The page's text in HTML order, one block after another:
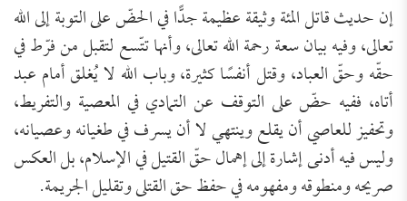
إن حديث قاتل المئة وثيقة عظيمة جدًّا في الحضّ على التوبة إلى الله
تعالى، وفيه بيان سعة رحمة الله تعالى، وأنها تتّسع لتقبل من فرّط في
حقّه وحقّ العباد، وقتل أنفسًا كثيرة، وباب الله لا يُغلق أمام عبد
أتاه، ففيه حضّ على التوقف عن التمادي في المعصية والتفريط،
وتحفيز للعاصي أن يقلع وينتهي لا أن يسرف في طغيانه وعصيانه،
وليس فيه أدنى إشارة إلى إهمال حقّ القتيل في الإسلام، بل العكس
صريحه ومنطوقه ومفهومه في حفظ حق القتلى وتقليل الجريمة.